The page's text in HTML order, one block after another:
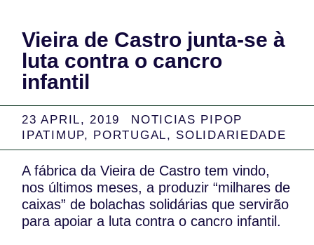
Vieira de Castro junta-se à
luta contra o cancro
infantil
23 APRIL, 2019
NOTICIAS PIPOP
IPATIMUP, PORTUGAL, SOLIDARIEDADE
A fábrica da Vieira de Castro tem vindo,
nos últimos meses, a produzir “milhares de
caixas” de bolachas solidárias que servirão
para apoiar a luta contra o cancro infantil.